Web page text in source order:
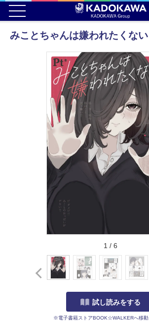
みことちゃんは嫌われたくない
1 / 6
試し読みをする
※電子書籍ストアBOOK☆WALKERへ移動